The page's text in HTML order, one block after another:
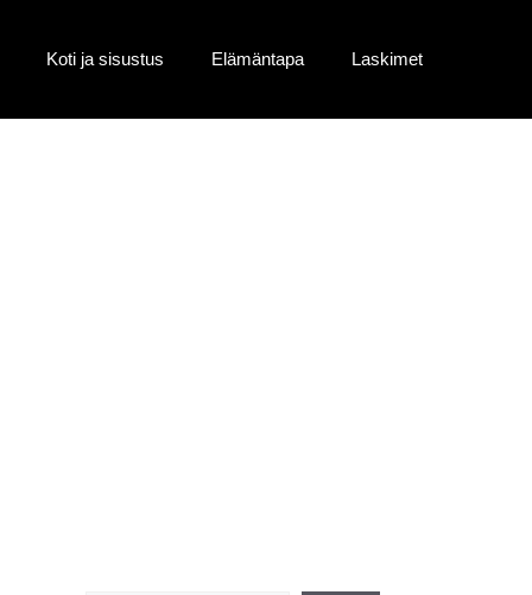
Koti ja sisustus Elämäntapa Laskimet